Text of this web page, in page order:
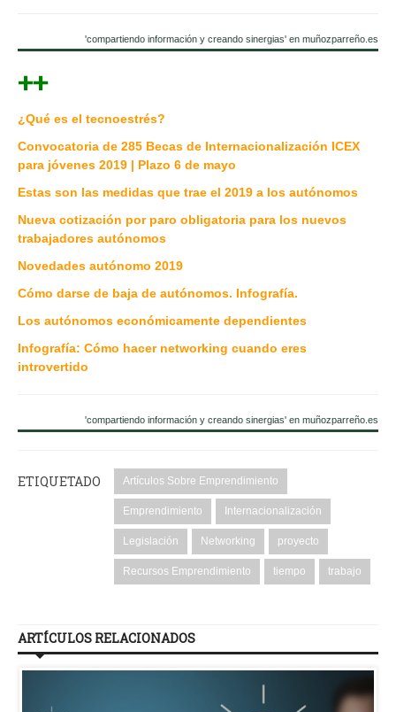
'compartiendo información y creando sinergias' en muñozparreño.es
++
¿Qué es el tecnoestrés?
Convocatoria de 285 Becas de Internacionalización ICEX
para jóvenes 2019 | Plazo 6 de mayo
Estas son las medidas que trae el 2019 a los autónomos
Nueva cotización por paro obligatoria para los nuevos
trabajadores autónomos
Novedades autónomo 2019
Cómo darse de baja de autónomos. Infografía.
Los autónomos económicamente dependientes
Infografía: Cómo hacer networking cuando eres
introvertido
'compartiendo información y creando sinergias' en muñozparreño.es
ETIQUETADO Artículos Sobre Emprendimiento
Emprendimiento Internacionalización
Legislación Networking proyecto
Recursos Emprendimiento tiempo trabajo
ARTÍCULOS RELACIONADOS